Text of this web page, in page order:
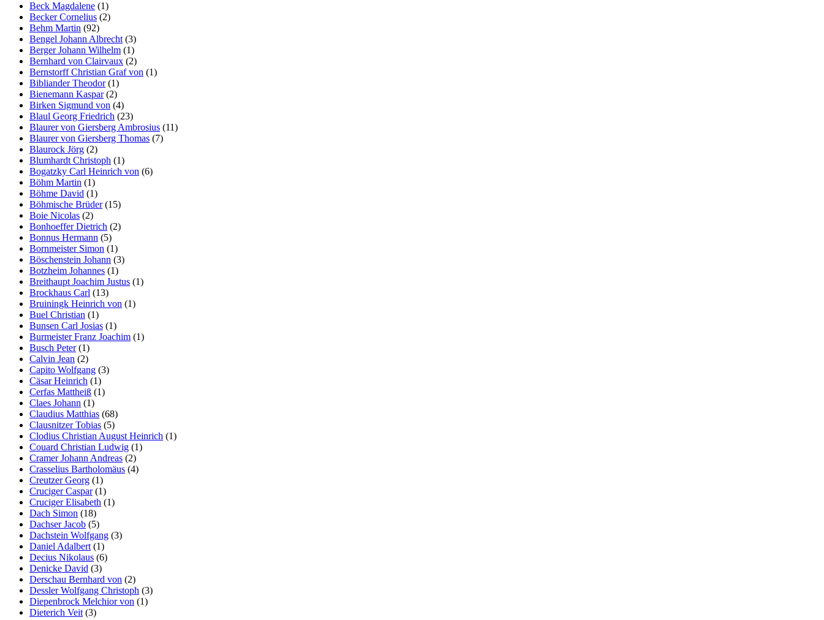
Beck Magdalene (1)
Becker Cornelius (2)
Behm Martin (92)
Bengel Johann Albrecht (3)
Berger Johann Wilhelm (1)
Bernhard von Clairvaux (2)
Bernstorff Christian Graf von (1)
Bibliander Theodor(1)
Bienemann Kaspar(2)
Birken Sigmund von (4)
Blaul Georg Friedrich (23)
Blaurer von Giersberg Ambrosius (11)
Blaurer von Giersberg Thomas (7)
Blaurock Jörg (2)
Blumhardt Christoph (1)
Bogatzky Carl Heinrich von (6)
Böhm Martin (1)
Böhme David (1)
Böhmische Brüder(15)
Boie Nicolas (2)
Bonhoeffer Dietrich (2)
Bonnus Hermann (5)
Bornmeister Simon (1)
Böschenstein Johann (3)
Botzheim Johannes (1)
Breithaupt Joachim Justus (1)
Brockhaus Carl (13)
Bruiningk Heinrich von (1)
Buel Christian (1)
Bunsen Carl Josias (1)
Burmeister Franz Joachim (1)
Busch Peter(1)
Calvin Jean (2)
Capito Wolfgang (3)
Cäsar Heinrich (1)
Cerfas Mattheiß (1)
Claes Johann (1)
Claudius Matthias (68)
Clausnitzer Tobias (5)
Clodius Christian August Heinrich (1)
Couard Christian Ludwig (1)
Cramer Johann Andreas (2)
Crasselius Bartholomäus (4)
Creutzer Georg (1)
Cruciger Caspar(1)
Cruciger Elisabeth (1)
Dach Simon (18)
Dachser Jacob (5)
Dachstein Wolfgang (3)
Daniel Adalbert (1)
Decius Nikolaus (6)
Denicke David (3)
Derschau Bernhard von (2)
Dessler Wolfgang Christoph (3)
Diepenbrock Melchior von (1)
Dieterich Veit (3)
Angebote zu sehen.